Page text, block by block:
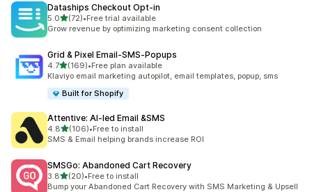
Dataships Checkout Opt‑in
5.05つ星中
(72)
合計レビュー数：72件
•Free trial available
Grow revenue by optimizing marketing consent collection
Grid & Pixel Email‑SMS‑Popups
4.75つ星中
(169)
合計レビュー数：169件
•Free plan available
Klaviyo email marketing autopilot, email templates, popup, sms
Built for Shopify
Attentive: AI‑led Email &SMS
4.85つ星中
(106)
合計レビュー数：106件
•Free to install
SMS & Email helping brands increase ROI
SMSGo: Abandoned Cart Recovery
3.85つ星中
(20)
合計レビュー数：20件
•Free to install
Bump your Abandoned Cart Recovery with SMS Marketing & Upsell